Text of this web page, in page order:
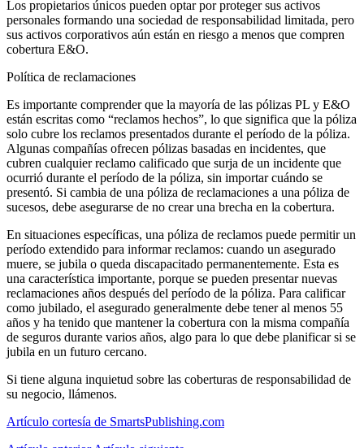
Los propietarios únicos pueden optar por proteger sus activos
personales formando una sociedad de responsabilidad limitada, pero
sus activos corporativos aún están en riesgo a menos que compren
cobertura E&O.
Política de reclamaciones
Es importante comprender que la mayoría de las pólizas PL y E&O
están escritas como “reclamos hechos”, lo que significa que la póliza
solo cubre los reclamos presentados durante el período de la póliza.
Algunas compañías ofrecen pólizas basadas en incidentes, que
cubren cualquier reclamo calificado que surja de un incidente que
ocurrió durante el período de la póliza, sin importar cuándo se
presentó. Si cambia de una póliza de reclamaciones a una póliza de
sucesos, debe asegurarse de no crear una brecha en la cobertura.
En situaciones específicas, una póliza de reclamos puede permitir un
período extendido para informar reclamos: cuando un asegurado
muere, se jubila o queda discapacitado permanentemente. Esta es
una característica importante, porque se pueden presentar nuevas
reclamaciones años después del período de la póliza. Para calificar
como jubilado, el asegurado generalmente debe tener al menos 55
años y ha tenido que mantener la cobertura con la misma compañía
de seguros durante varios años, algo para lo que debe planificar si se
jubila en un futuro cercano.
Si tiene alguna inquietud sobre las coberturas de responsabilidad de
su negocio, llámenos.
Artículo cortesía de SmartsPublishing.com